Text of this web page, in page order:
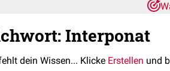
Interponat
dein Wissen... Klicke Erstellen und